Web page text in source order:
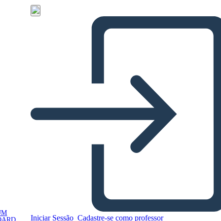
Iniciar Sessão Cadastre-se como professor